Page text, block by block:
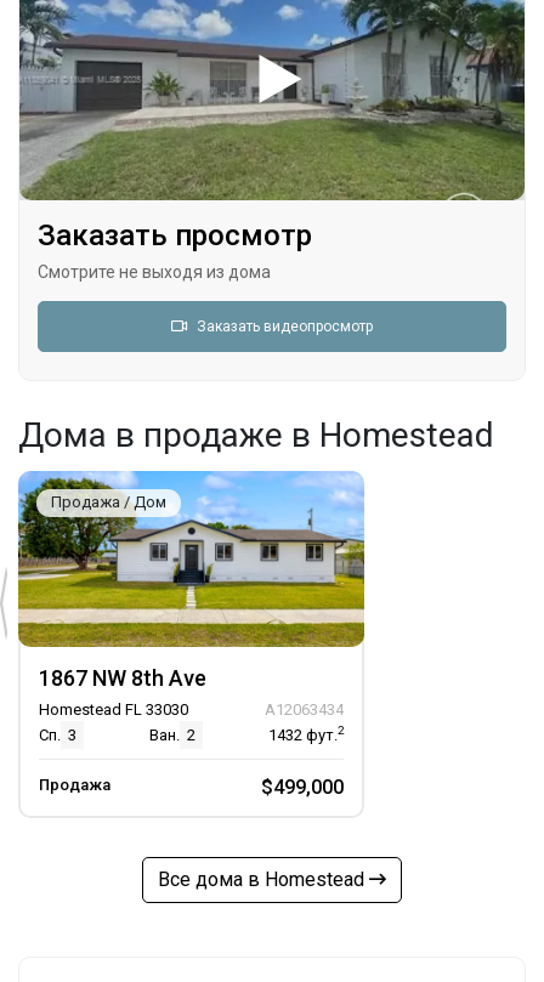
Заказать просмотр
Смотрите не выходя из дома
Заказать видеопросмотр
Дома в продаже в Homestead
Продажа / Дом
1867 NW 8th Ave
Homestead FL 33030
A12063434
Сп. 3 Ван. 2 1432 фут.2
Продажа $499,000
Все дома в Homestead